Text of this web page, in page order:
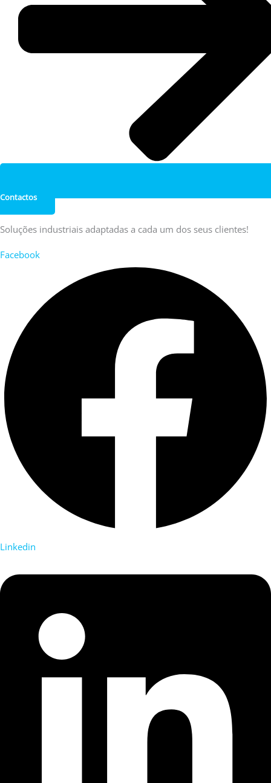
Contactos
Soluções industriais adaptadas a cada um dos seus clientes!
Facebook
Linkedin